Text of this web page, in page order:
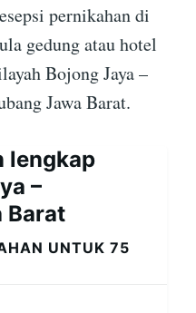
pernikahan di
gedung atau hotel
Bojong Jaya –
Jawa Barat.
lengkap
–
Barat
UNTUK 75